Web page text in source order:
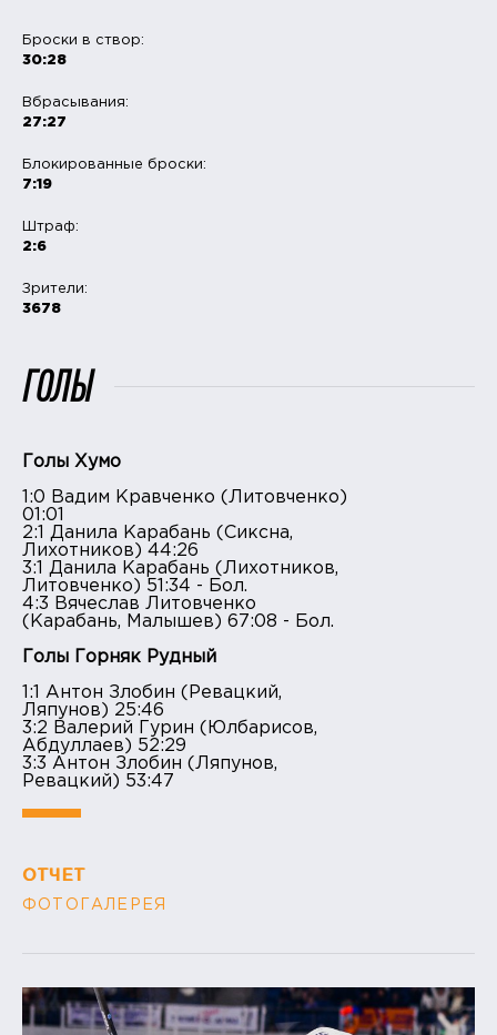
Броски в створ:
30:28
Вбрасывания:
27:27
Блокированные броски:
7:19
Штраф:
2:6
Зрители:
3678
ГОЛЫ
Голы Хумо
1:0 Вадим Кравченко (Литовченко)
01:01
2:1 Данила Карабань (Сиксна,
Лихотников) 44:26
3:1 Данила Карабань (Лихотников,
Литовченко) 51:34 - Бол.
4:3 Вячеслав Литовченко
(Карабань, Малышев) 67:08 - Бол.
Голы Горняк Рудный
1:1 Антон Злобин (Ревацкий,
Ляпунов) 25:46
3:2 Валерий Гурин (Юлбарисов,
Абдуллаев) 52:29
3:3 Антон Злобин (Ляпунов,
Ревацкий) 53:47
ОТЧЕТ
ФОТОГАЛЕРЕЯ